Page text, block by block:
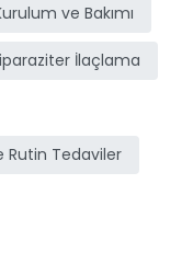
ve Bakımı
İlaçlama
Rutin Tedaviler